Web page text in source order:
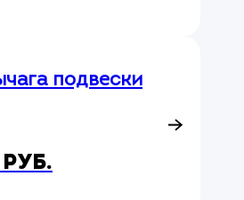
подвески
руб.